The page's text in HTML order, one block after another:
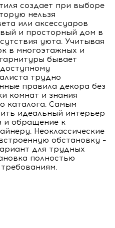
создает при выборе
нельзя
или аксессуаров
и просторный дом в
уюта. Учитывая
в многоэтажных и
бывает
трудно
правила декора без
комнат и знания
каталога. Самым
идеальный интерьер
и обращение к
Неоклассические
обстановку –
для трудных
полностью